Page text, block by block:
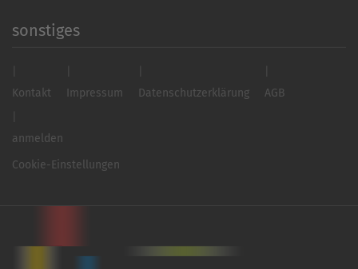
sonstiges
Kontakt Impressum Datenschutzerklärung AGB
anmelden
Cookie-Einstellungen